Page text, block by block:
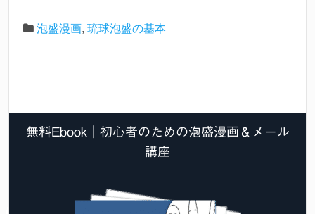
泡盛漫画, 琉球泡盛の基本
無料Ebook｜初心者のための泡盛漫画＆メール
講座